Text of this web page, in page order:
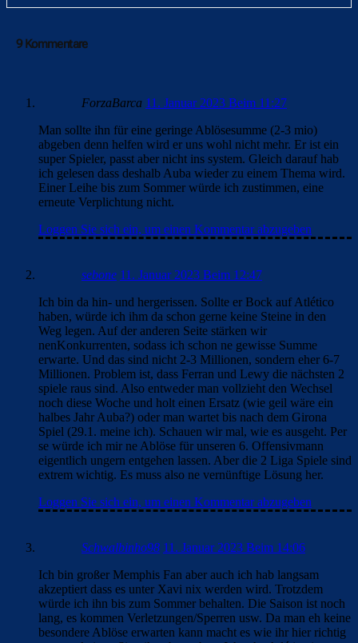
9 Kommentare
ForzaBarca 11. Januar 2023 Beim 11:27
Man sollte ihn für eine geringe Ablösesumme (2-3 mio)
abgeben denn helfen wird er uns wohl nicht mehr. Er ist ein
super Spieler, passt aber nicht ins system. Gleich darauf hab
ich gelesen dass deshalb Auba wieder zu einem Thema wird.
Einer Leihe bis zum Sommer würde ich zustimmen, eine
erneute Verplichtung nicht.
Loggen Sie sich ein, um einen Kommentar abzugeben
sebone 11. Januar 2023 Beim 12:47
Ich bin da hin- und hergerissen. Sollte er Bock auf Atlético
haben, würde ich ihm da schon gerne keine Steine in den
Weg legen. Auf der anderen Seite stärken wir
nenKonkurrenten, sodass ich schon ne gewisse Summe
erwarte. Und das sind nicht 2-3 Millionen, sondern eher 6-7
Millionen. Problem ist, dass Ferran und Lewy die nächsten 2
spiele raus sind. Also entweder man vollzieht den Wechsel
noch diese Woche und holt einen Ersatz (wie geil wäre ein
halbes Jahr Auba?) oder man wartet bis nach dem Girona
Spiel (29.1. meine ich). Schauen wir mal, wie es ausgeht. Per
se würde ich mir ne Ablöse für unseren 6. Offensivmann
eigentlich ungern entgehen lassen. Aber die 2 Liga Spiele sind
extrem wichtig. Es muss also ne vernünftige Lösung her.
Loggen Sie sich ein, um einen Kommentar abzugeben
Schwalbinho98 11. Januar 2023 Beim 14:06
Ich bin großer Memphis Fan aber auch ich hab langsam
akzeptiert dass es unter Xavi nix werden wird. Trotzdem
würde ich ihn bis zum Sommer behalten. Die Saison ist noch
lang, es kommen Verletzungen/Sperren usw. Da man eh keine
besondere Ablöse erwarten kann macht es wie ihr hier richtig